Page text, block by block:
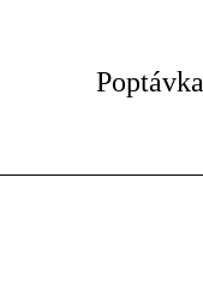
Poptávka